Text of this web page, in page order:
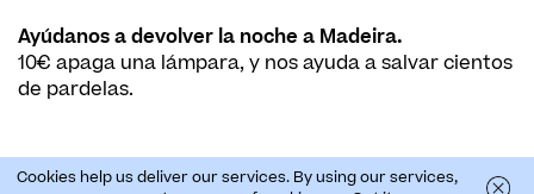
Ayúdanos a devolver la noche a Madeira.
10€ apaga una lámpara, y nos ayuda a salvar cientos
de pardelas.
Haz tu donación:
Cookies help us deliver our services. By using our services,